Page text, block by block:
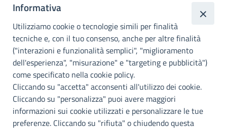
metropolitana di
Palermo
Info e contatti
Città Metropoliitana di Palermo
Via Maqueda, 100 - 90134 - Palermo
Cod. Fisc. 80021470820
PEC: cm.pa@cert.cittametropolitana.pa.it
I nostri canali social
Informativa
Utilizziamo cookie o tecnologie simili per finalità
tecniche e, con il tuo consenso, anche per altre finalità
("interazioni e funzionalità semplici", "miglioramento
dell'esperienza", "misurazione" e "targeting e pubblicità")
come specificato nella cookie policy.
Cliccando su "accetta" acconsenti all'utilizzo dei cookie.
Cliccando su "personalizza" puoi avere maggiori
informazioni sui cookie utilizzati e personalizzare le tue
preferenze. Cliccando su "rifiuta" o chiudendo questa